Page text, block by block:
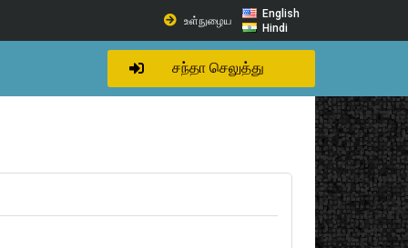
உள்நுழைய
English
Hindi
சந்தா செலுத்து